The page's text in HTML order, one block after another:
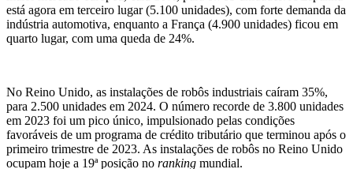
está agora em terceiro lugar (5.100 unidades), com forte demanda da
indústria automotiva, enquanto a França (4.900 unidades) ficou em
quarto lugar, com uma queda de 24%.
No Reino Unido, as instalações de robôs industriais caíram 35%,
para 2.500 unidades em 2024. O número recorde de 3.800 unidades
em 2023 foi um pico único, impulsionado pelas condições
favoráveis de um programa de crédito tributário que terminou após o
primeiro trimestre de 2023. As instalações de robôs no Reino Unido
ocupam hoje a 19ª posição no ranking mundial.